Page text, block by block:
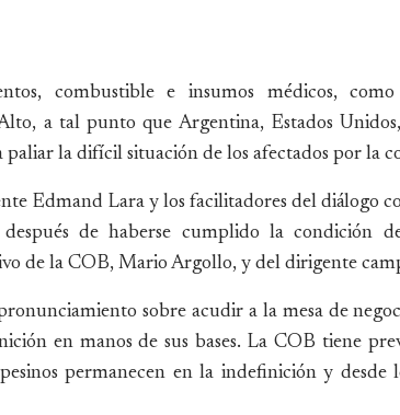
combustible e insumos médicos,
a tal punto que Argentina, Estados
la difícil situación de los afectados por la
Edmand Lara y los facilitadores del diálogo
de haberse cumplido la condición
de la COB, Mario Argollo, y del dirigente
sobre acudir a la mesa de
en manos de sus bases. La COB tiene
permanecen en la indefinición y desde